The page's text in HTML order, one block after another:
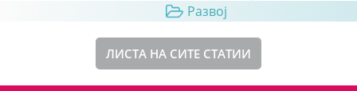
Развој
ЛИСТА НА СИТЕ СТАТИИ